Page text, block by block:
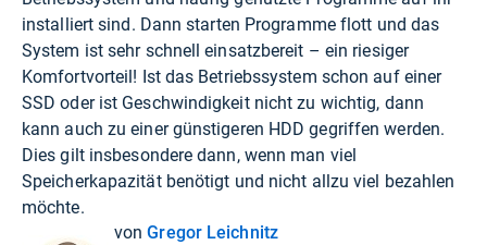
installiert sind. Dann starten Programme flott und das
System ist sehr schnell einsatzbereit – ein riesiger
Komfortvorteil! Ist das Betriebssystem schon auf einer
SSD oder ist Geschwindigkeit nicht zu wichtig, dann
kann auch zu einer günstigeren HDD gegriffen werden.
Dies gilt insbesondere dann, wenn man viel
Speicherkapazität benötigt und nicht allzu viel bezahlen
möchte.
vonGregor Leichnitz